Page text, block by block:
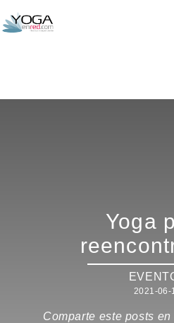
Yoga
2021-06-
Comparte este posts